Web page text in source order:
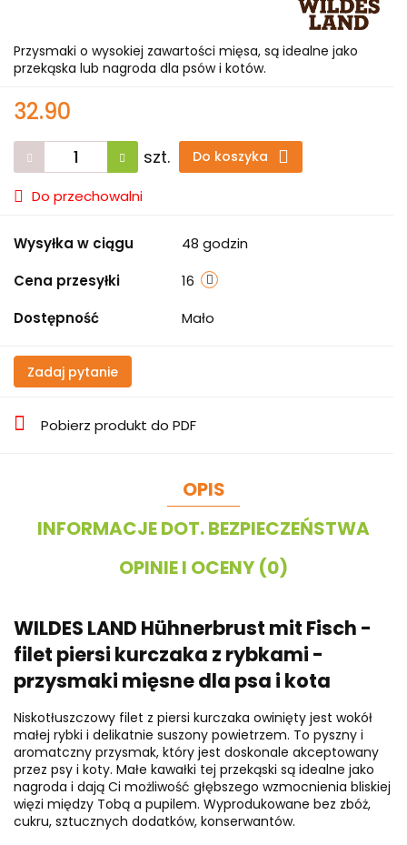
Przysmaki o wysokiej zawartości mięsa, są idealne jako
przekąska lub nagroda dla psów i kotów.
32.90
szt. Do koszyka
Do przechowalni
Wysyłka w ciągu
48 godzin
Cena przesyłki
16
Dostępność
Mało
Zadaj pytanie
Pobierz produkt do PDF
OPIS
INFORMACJE DOT. BEZPIECZEŃSTWA
OPINIE I OCENY (0)
WILDES LAND Hühnerbrust mit Fisch -
filet piersi kurczaka z rybkami -
przysmaki mięsne dla psa i kota
Niskotłuszczowy filet z piersi kurczaka owinięty jest wokół
małej rybki i delikatnie suszony powietrzem. To pyszny i
aromatczny przysmak, który jest doskonale akceptowany
przez psy i koty. Małe kawałki tej przekąski są idealne jako
nagroda i dają Ci możliwość głębszego wzmocnienia bliskiej
więzi między Tobą a pupilem. Wyprodukowane bez zbóż,
cukru, sztucznych dodatków, konserwantów.